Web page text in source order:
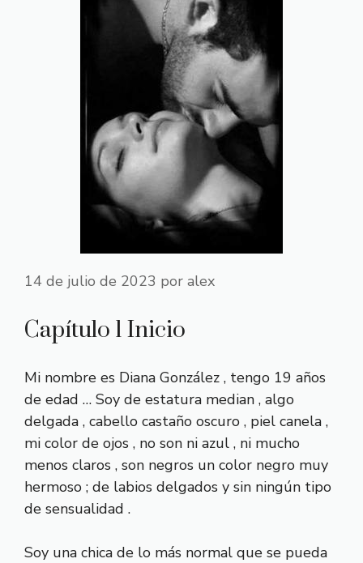
14 de julio de 2023 por alex
Capítulo 1 Inicio
Mi nombre es Diana González , tengo 19 años
de edad … Soy de estatura median , algo
delgada , cabello castaño oscuro , piel canela ,
mi color de ojos , no son ni azul , ni mucho
menos claros , son negros un color negro muy
hermoso ; de labios delgados y sin ningún tipo
de sensualidad .
Soy una chica de lo más normal que se pueda